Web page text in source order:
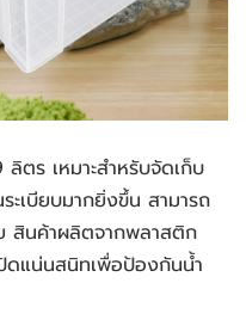
ตร เหมาะสำหรับจัดเก็บ
ะเบียบมากยิ่งขึ้น สามารถ
สินค้าผลิตจากพลาสติก
แน่นสนิทเพื่อป้องกันน้ำ